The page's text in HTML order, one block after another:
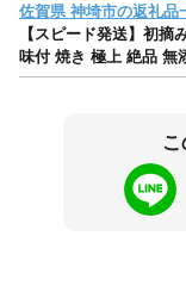
佐賀県 神埼市の返礼品
【スピード発送】初
味付 焼き 極上 絶品 無